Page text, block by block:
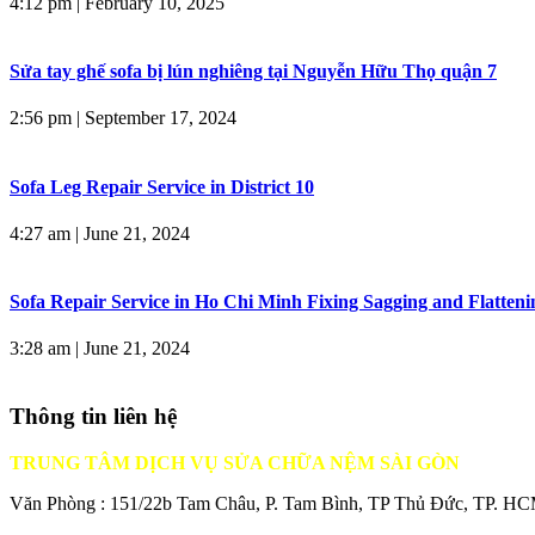
Sửa tay ghế sofa bị lún nghiêng tại Nguyễn Hữu Thọ quận 7
2:56 pm | September 17, 2024
Sofa Leg Repair Service in District 10
4:27 am | June 21, 2024
Sofa Repair Service in Ho Chi Minh Fixing Sagging and
3:28 am | June 21, 2024
Thông tin liên hệ
TRUNG TÂM DỊCH VỤ SỬA CHỮA NỆM SÀI GÒN
Văn Phòng : 151/22b Tam Châu, P. Tam Bình, TP Thủ Đức, TP.